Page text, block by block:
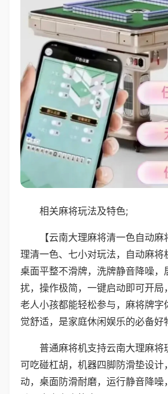
相关麻将玩法及特色;
【云南大理麻将清一色自动
理清一色、七小对玩法，自动麻将
桌面平整不滑牌，洗牌静音降噪，
扰，操作极简，一键启动即可开局
老人小孩都能轻松参与，麻将牌字
觉舒适，是家庭休闲娱乐的必备好
普通麻将机支持云南大理麻将
可吃碰杠胡，机器四脚防滑垫设计
动，桌面防滑耐磨，运行静音降噪